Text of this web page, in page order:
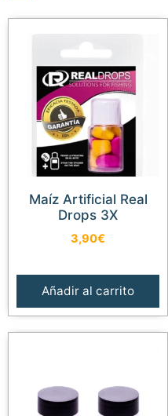
Maíz Artificial Real
Drops 3X
3,90€
Añadir al carrito